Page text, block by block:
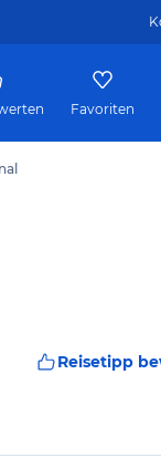
Favoriten
Reisetipp